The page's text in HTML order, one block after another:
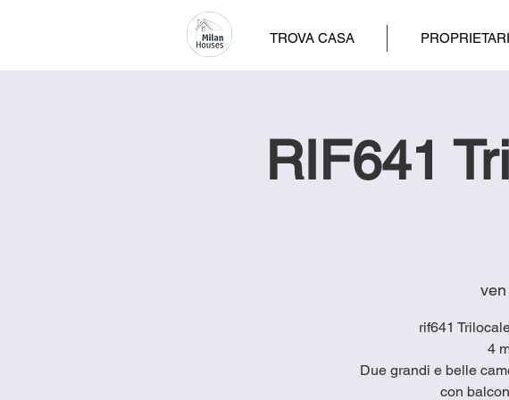
TROVA CASA PROPRIETARI
RIF641
rif641
4
Due grandi e belle
con